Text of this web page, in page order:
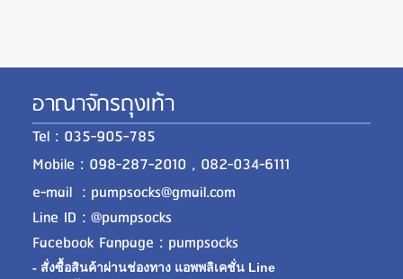
อาณาจักรถุงเท้า
Tel : 035-905-785
Mobile : 098-287-2010 , 082-034-6111
e-mail : pumpsocks@gmail.com
Line ID : @pumpsocks
Facebook Fanpage : pumpsocks
- สั่งซื้อสินค้าผ่านช่องทาง แอพพลิเคชั่น Line